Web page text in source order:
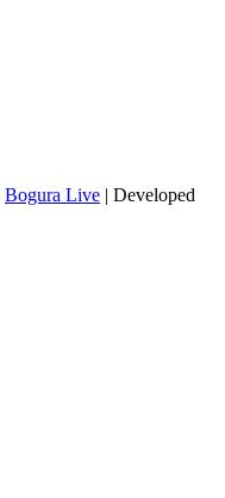
Bogura Live | Developed